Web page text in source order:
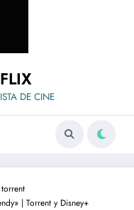
DE CINE
| Torrent y Disney+